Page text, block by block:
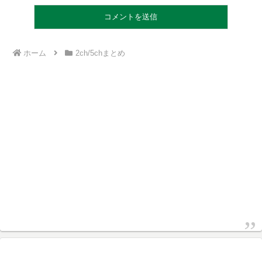
ホーム 2ch/5chまとめ